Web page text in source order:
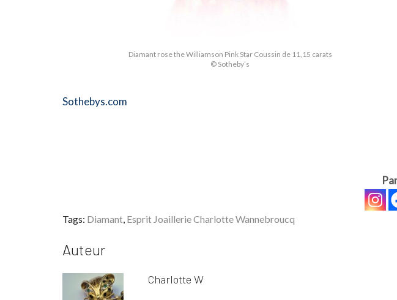
Diamant rose the Williamson Pink Star Coussin de 11,15 carats
© Sotheby’s
Sothebys.com
Tags: Diamant, Esprit Joaillerie Charlotte Wannebroucq
Auteur
Charlotte W